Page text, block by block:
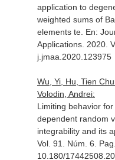
application to
weighted sums of
elements te. En:
Applications. 2020.
j.jmaa.2020.123975
Wu, Yi, Hu, Tien
Volodin, Andrei:
Limiting behavior
dependent random
integrability and its
Vol. 91. Núm. 6.
10.180/